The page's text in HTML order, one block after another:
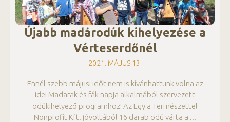
Újabb madárodúk kihelyezése a
Vérteserdőnél
2021. MÁJUS 13.
Ennél szebb májusi időt nem is kívánhattunk volna az
idei Madarak és fák napja alkalmából szervezett
odúkihelyező programhoz! Az Egy a Természettel
Nonprofit Kft. jóvoltából 16 darab odú várta a